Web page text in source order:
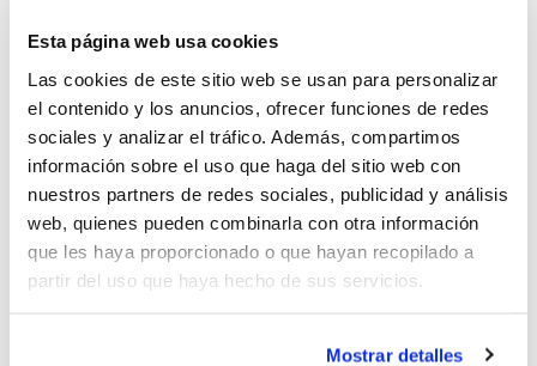
Esta página web usa cookies
Las cookies de este sitio web se usan para personalizar
el contenido y los anuncios, ofrecer funciones de redes
sociales y analizar el tráfico. Además, compartimos
información sobre el uso que haga del sitio web con
nuestros partners de redes sociales, publicidad y análisis
web, quienes pueden combinarla con otra información
que les haya proporcionado o que hayan recopilado a
partir del uso que haya hecho de sus servicios.
Mostrar detalles
Berta Chumillas, en el cinco
ideal de la jornada de Liga
Femenina